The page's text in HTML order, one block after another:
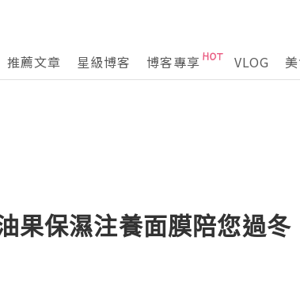
推薦文章 星級博客 博客專享 VLOG
果保濕注養面膜陪您過冬